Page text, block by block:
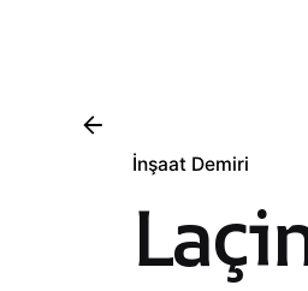
İnşaat Demiri